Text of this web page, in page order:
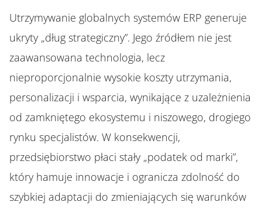
Utrzymywanie globalnych systemów ERP generuje
ukryty „dług strategiczny”. Jego źródłem nie jest
zaawansowana technologia, lecz
nieproporcjonalnie wysokie koszty utrzymania,
personalizacji i wsparcia, wynikające z uzależnienia
od zamkniętego ekosystemu i niszowego, drogiego
rynku specjalistów. W konsekwencji,
przedsiębiorstwo płaci stały „podatek od marki”,
który hamuje innowacje i ogranicza zdolność do
szybkiej adaptacji do zmieniających się warunków